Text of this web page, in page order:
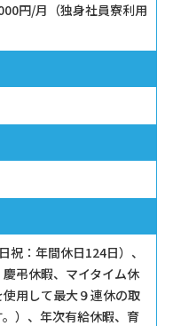
円/月（独身社員寮利用
祝：年間休日124日）、
弔休暇、マイタイム休
用して最大９連休の取
）、年次有給休暇、育